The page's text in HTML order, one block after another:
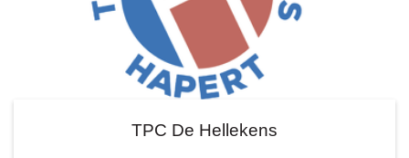
TPC De Hellekens